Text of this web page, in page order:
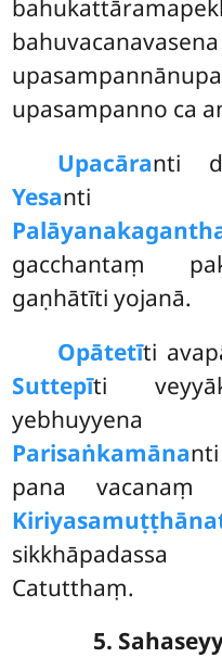
upasampanno ca
Upacāranti
Yesanti
gacchantaṃ
gaṇhātīti yojanā.
Opātetīti
Suttepīti
yebhuyyena
Parisaṅkamāna
pana vacanaṃ
sikkhāpadassa
Catutthaṃ.
5.